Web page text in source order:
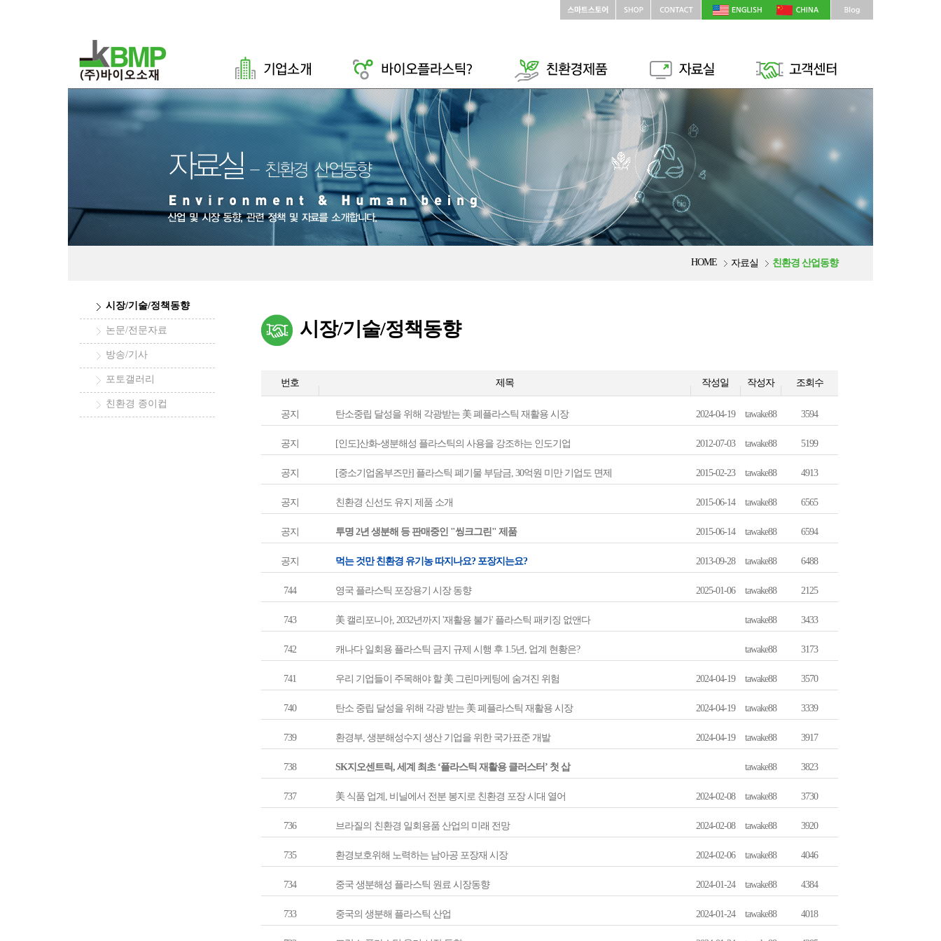
HOME 자료실 친환경 산업동향
시장/기술/정책동향
논문/전문자료
방송/기사
포토갤러리
친환경 종이컵
시장/기술/정책동향
번호 제목 작성일 작성자 조회수
공지 탄소중립 달성을 위해 각광받는 美 폐플라스틱 재활용 시장 2024-04-19 tawake88 3594
공지 [인도]산화-생분해성 플라스틱의 사용을 강조하는 인도기업 2012-07-03 tawake88 5199
공지 [중소기업옴부즈만] 플라스틱 폐기물 부담금, 30억원 미만 기업도 면제 2015-02-23 tawake88 4913
공지 친환경 신선도 유지 제품 소개 2015-06-14 tawake88 6565
공지 투명 2년 생분해 등 판매중인 "씽크그린" 제품 2015-06-14 tawake88 6594
공지 먹는 것만 친환경 유기농 따지나요? 포장지는요? 2013-09-28 tawake88 6488
744 영국 플라스틱 포장용기 시장 동향 2025-01-06 tawake88 2125
743 美 캘리포니아, 2032년까지 '재활용 불가' 플라스틱 패키징 없앤다 tawake88 3433
742 캐나다 일회용 플라스틱 금지 규제 시행 후 1.5년, 업계 현황은? tawake88 3173
741 우리 기업들이 주목해야 할 美 그린마케팅에 숨겨진 위험 2024-04-19 tawake88 3570
740 탄소 중립 달성을 위해 각광 받는 美 폐플라스틱 재활용 시장 2024-04-19 tawake88 3339
739 환경부, 생분해성수지 생산 기업을 위한 국가표준 개발 2024-04-19 tawake88 3917
738 SK지오센트릭, 세계 최초 ‘플라스틱 재활용 클러스터’ 첫 삽 tawake88 3823
737 美 식품 업계, 비닐에서 전분 봉지로 친환경 포장 시대 열어 2024-02-08 tawake88 3730
736 브라질의 친환경 일회용품 산업의 미래 전망 2024-02-08 tawake88 3920
735 환경보호위해 노력하는 남아공 포장재 시장 2024-02-06 tawake88 4046
734 중국 생분해성 플라스틱 원료 시장동향 2024-01-24 tawake88 4384
733 중국의 생분해 플라스틱 산업 2024-01-24 tawake88 4018